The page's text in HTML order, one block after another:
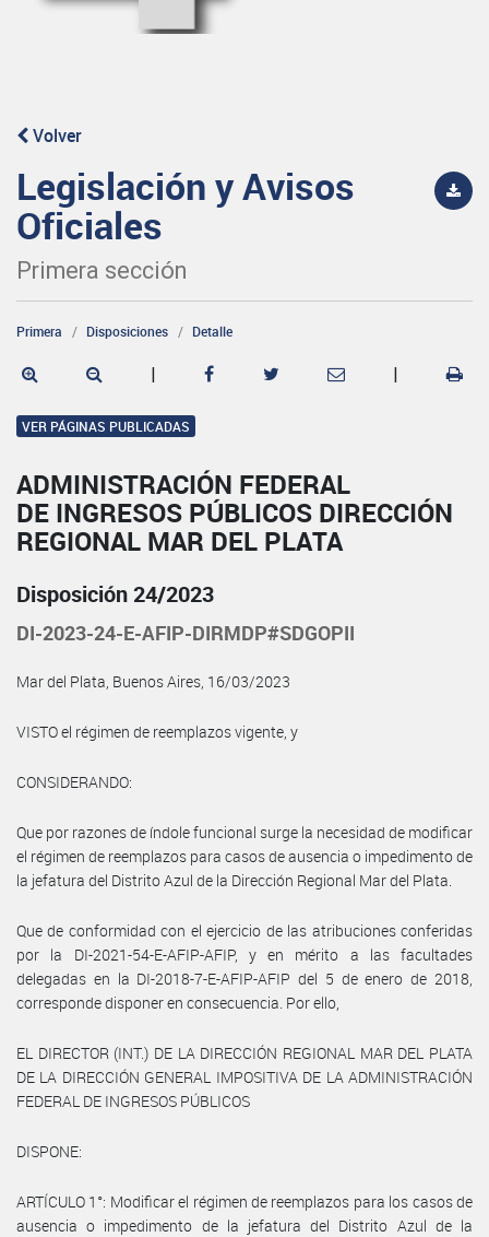
Volver
Legislación y Avisos
Oficiales
Primera sección
Primera Disposiciones Detalle
| |
VER PÁGINAS PUBLICADAS
ADMINISTRACIÓN FEDERAL
DE INGRESOS PÚBLICOS DIRECCIÓN
REGIONAL MAR DEL PLATA
Disposición 24/2023
DI-2023-24-E-AFIP-DIRMDP#SDGOPII
Mar del Plata, Buenos Aires, 16/03/2023
VISTO el régimen de reemplazos vigente, y
CONSIDERANDO:
Que por razones de índole funcional surge la necesidad de modificar
el régimen de reemplazos para casos de ausencia o impedimento de
la jefatura del Distrito Azul de la Dirección Regional Mar del Plata.
Que de conformidad con el ejercicio de las atribuciones conferidas
por la DI-2021-54-E-AFIP-AFIP, y en mérito a las facultades
delegadas en la DI-2018-7-E-AFIP-AFIP del 5 de enero de 2018,
corresponde disponer en consecuencia. Por ello,
EL DIRECTOR (INT.) DE LA DIRECCIÓN REGIONAL MAR DEL PLATA
DE LA DIRECCIÓN GENERAL IMPOSITIVA DE LA ADMINISTRACIÓN
FEDERAL DE INGRESOS PÚBLICOS
DISPONE:
ARTÍCULO 1°: Modificar el régimen de reemplazos para los casos de
ausencia o impedimento de la jefatura del Distrito Azul de la